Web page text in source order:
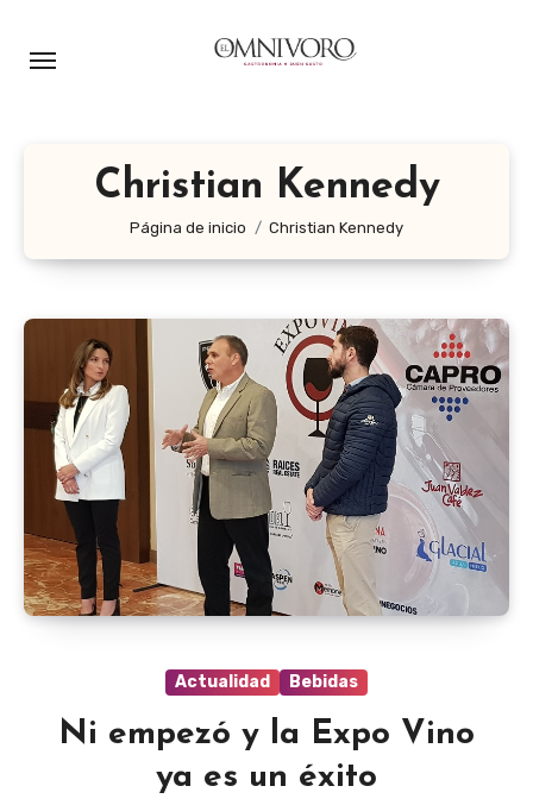
Christian Kennedy
Página de inicio Christian Kennedy
Actualidad Bebidas
Ni empezó y la Expo Vino
ya es un éxito